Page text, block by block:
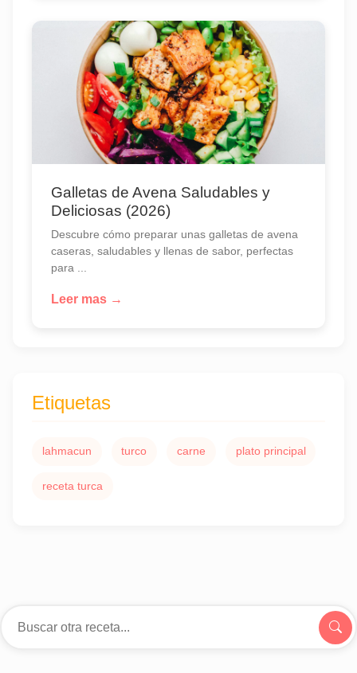
Galletas de Avena Saludables y
Deliciosas (2026)
Descubre cómo preparar unas galletas de avena
caseras, saludables y llenas de sabor, perfectas
para ...
Leer mas →
Etiquetas
lahmacun turco carne plato principal
receta turca